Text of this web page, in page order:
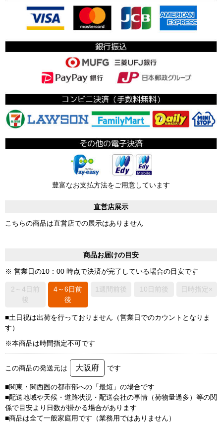
豊富なお支払方法をご用意しています
直営店展示
こちらの商品は直営店での展示はありません
商品お届けの目安
※ 営業日の10：00 時点で決済が完了している場合の目安です
2～4日前
後
4～6日前
後
1週間前後 10日前後 日時指定×
■土日祝は出荷を行っておりません（営業日でのカウントとなりま
す）
※本商品は時間指定不可です
この商品の発送元は 大阪府 です
■関東・関西圏の都市部への「最短」の場合です
■配送地域や天候・道路状況・配送会社の事情（荷物量過多）等の関
係で目安より日数が掛かる場合があります
■商品は全て一般家庭用です（業務用ではありません）